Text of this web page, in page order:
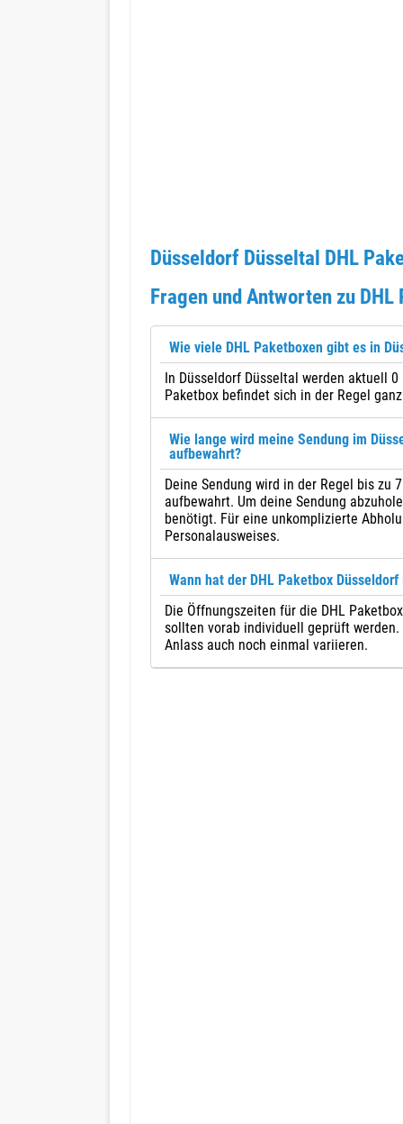
Düsseldorf Düsseltal DHL
Fragen und Antworten zu
Wie viele DHL Paketboxen gibt es in
In Düsseldorf Düsseltal werden aktuell
Paketbox befindet sich in der Regel
Wie lange wird meine Sendung im
aufbewahrt?
Deine Sendung wird in der Regel bis zu
aufbewahrt. Um deine Sendung
benötigt. Für eine unkomplizierte
Personalausweises.
Wann hat der DHL Paketbox
Die Öffnungszeiten für die DHL
sollten vorab individuell geprüft
Anlass auch noch einmal variieren.